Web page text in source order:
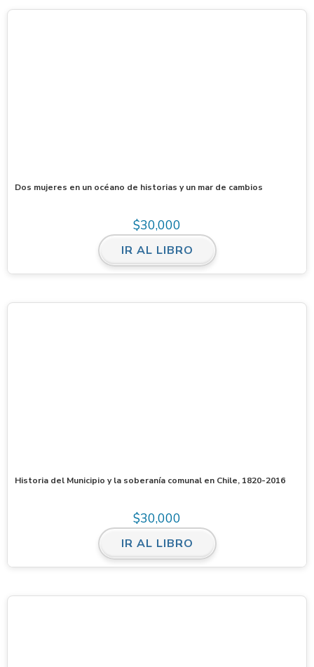
Dos mujeres en un océano de historias y un mar de cambios
$30,000
IR AL LIBRO
Historia del Municipio y la soberanía comunal en Chile, 1820-2016
$30,000
IR AL LIBRO